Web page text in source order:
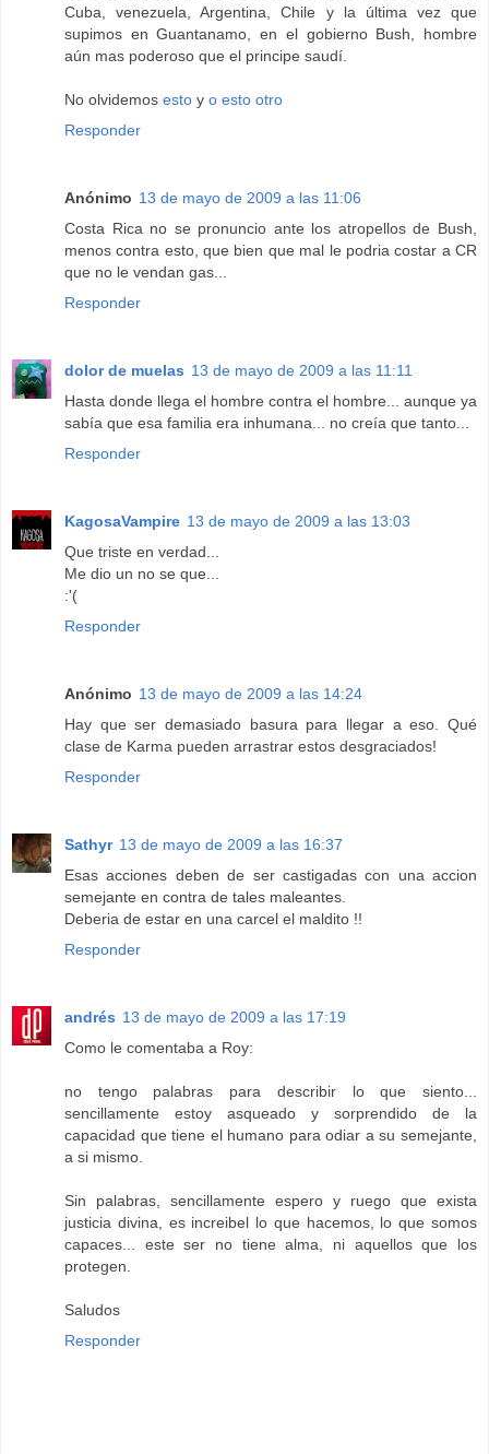
Cuba, venezuela, Argentina, Chile y la última vez que
supimos en Guantanamo, en el gobierno Bush, hombre
aún mas poderoso que el principe saudí.
No olvidemos esto y o esto otro
Responder
Anónimo 13 de mayo de 2009 a las 11:06
Costa Rica no se pronuncio ante los atropellos de Bush,
menos contra esto, que bien que mal le podria costar a CR
que no le vendan gas...
Responder
dolor de muelas 13 de mayo de 2009 a las 11:11
Hasta donde llega el hombre contra el hombre... aunque ya
sabía que esa familia era inhumana... no creía que tanto...
Responder
KagosaVampire 13 de mayo de 2009 a las 13:03
Que triste en verdad...
Me dio un no se que...
:'(
Responder
Anónimo 13 de mayo de 2009 a las 14:24
Hay que ser demasiado basura para llegar a eso. Qué
clase de Karma pueden arrastrar estos desgraciados!
Responder
Sathyr 13 de mayo de 2009 a las 16:37
Esas acciones deben de ser castigadas con una accion
semejante en contra de tales maleantes.
Deberia de estar en una carcel el maldito !!
Responder
andrés 13 de mayo de 2009 a las 17:19
Como le comentaba a Roy:
no tengo palabras para describir lo que siento...
sencillamente estoy asqueado y sorprendido de la
capacidad que tiene el humano para odiar a su semejante,
a si mismo.
Sin palabras, sencillamente espero y ruego que exista
justicia divina, es increibel lo que hacemos, lo que somos
capaces... este ser no tiene alma, ni aquellos que los
protegen.
Saludos
Responder